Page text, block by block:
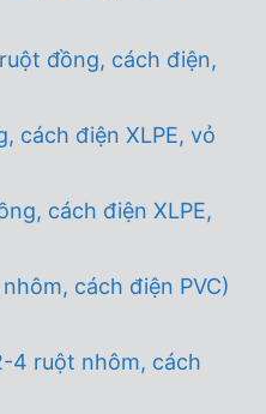
đồng, cách điện,
cách điện XLPE, vỏ
cách điện XLPE,
cách điện PVC)
4 ruột nhôm, cách